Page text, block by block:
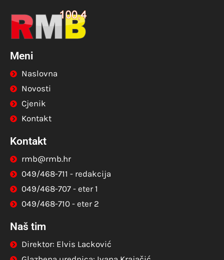
Meni
Naslovna
Novosti
Cjenik
Kontakt
Kontakt
rmb@rmb.hr
049/468-711 - redakcija
049/468-707 - eter 1
049/468-710 - eter 2
Naš tim
Direktor: Elvis Lacković